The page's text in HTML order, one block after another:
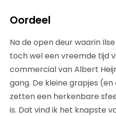
Oordeel
Na de open deur waarin
toch wel een vreemde tijd
commercial van Albert
gang. De kleine grapjes
zetten een herkenbare
is. Dat vind ik het knapste